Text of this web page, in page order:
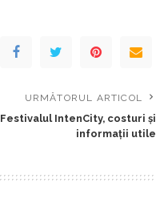
URMĂTORUL ARTICOL
Festivalul IntenCity, costuri și
informații utile